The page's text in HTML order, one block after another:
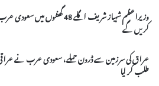
وزیراعظم شہباز شریف اگلے 48 گھنٹوں میں
کریں گے
عراق کی سرزمین سے ڈرون حملے، سعودی عرب نے
طلب کر لیا